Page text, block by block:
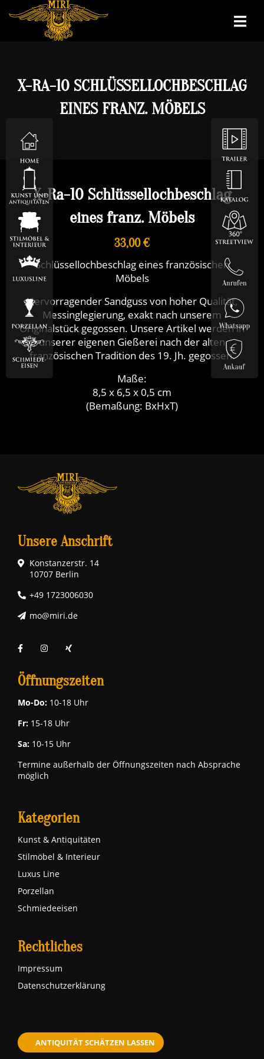
X-RA-10 SCHLÜSSELLOCHBESCHLAG
EINES FRANZ. MÖBELS
X-Ra-10 Schlüssellochbeschlag
eines franz. Möbels
33,00 €
Schlüssellochbeschlag eines französischen
Möbels
Hervorragender Sandguss von hoher Qualität,
Messinglegierung, exakt nach unserem
Originalstück gegossen. Unsere Artikel werden in
unserer eigenen Gießerei nach der alten
französischen Tradition des 19. Jh. gegossen.
Maße:
8,5 x 6,5 x 0,5 cm
(Bemaßung: BxHxT)
Unsere Anschrift
Konstanzerstr. 14
10707 Berlin
+49 1723006030
mo@miri.de
Öffnungszeiten
Mo-Do: 10-18 Uhr
Fr: 15-18 Uhr
Sa: 10-15 Uhr
Termine außerhalb der Öffnungszeiten nach Absprache
möglich
Kategorien
Kunst & Antiquitäten
Stilmöbel & Interieur
Luxus Line
Porzellan
Schmiedeeisen
Rechtliches
Impressum
Datenschutzerklärung
ANTIQUITÄT SCHÄTZEN LASSEN